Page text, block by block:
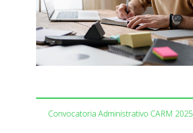
Convocatoria Administrativo CARM 2025